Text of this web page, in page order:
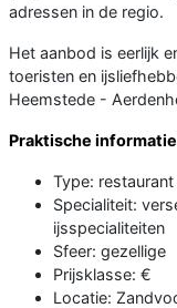
adressen in de regio.
Het aanbod is eerlijk
toeristen en
Heemstede -
Praktische
Type: restaurant
Specialiteit:
ijsspecialiteiten
Sfeer: gezellige
Prijsklasse: €
Locatie: